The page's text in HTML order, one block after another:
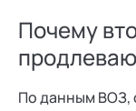
Почему
По данным ВОЗ,